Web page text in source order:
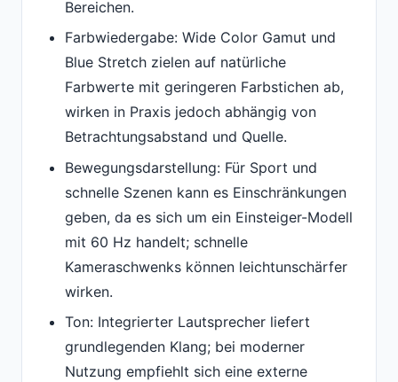
Bereichen.
Farbwiedergabe: Wide Color Gamut und
Blue Stretch zielen auf natürliche
Farbwerte mit geringeren Farbstichen ab,
wirken in Praxis jedoch abhängig von
Betrachtungsabstand und Quelle.
Bewegungsdarstellung: Für Sport und
schnelle Szenen kann es Einschränkungen
geben, da es sich um ein Einsteiger-Modell
mit 60 Hz handelt; schnelle
Kameraschwenks können leichtunschärfer
wirken.
Ton: Integrierter Lautsprecher liefert
grundlegenden Klang; bei moderner
Nutzung empfiehlt sich eine externe